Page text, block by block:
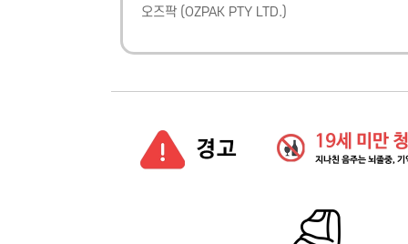
오즈팍 (OZPAK PTY LTD.)